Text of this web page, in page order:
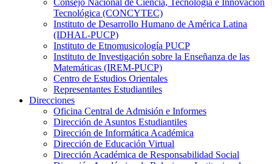
Consejo Nacional de Ciencia, Tecnología e Innovación
Tecnológica (CONCYTEC)
Instituto de Desarrollo Humano de América Latina
(IDHAL-PUCP)
Instituto de Etnomusicología PUCP
Instituto de Investigación sobre la Enseñanza de las
Matemáticas (IREM-PUCP)
Centro de Estudios Orientales
Representantes Estudiantiles
Direcciones
Oficina Central de Admisión e Informes
Dirección de Asuntos Estudiantiles
Dirección de Informática Académica
Dirección de Educación Virtual
Dirección Académica de Responsabilidad Social